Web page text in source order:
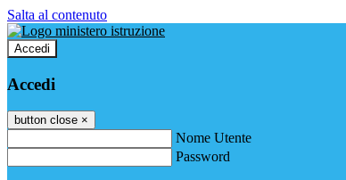
Salta al contenuto
Accedi
Accedi
button close ×
Nome Utente
Password